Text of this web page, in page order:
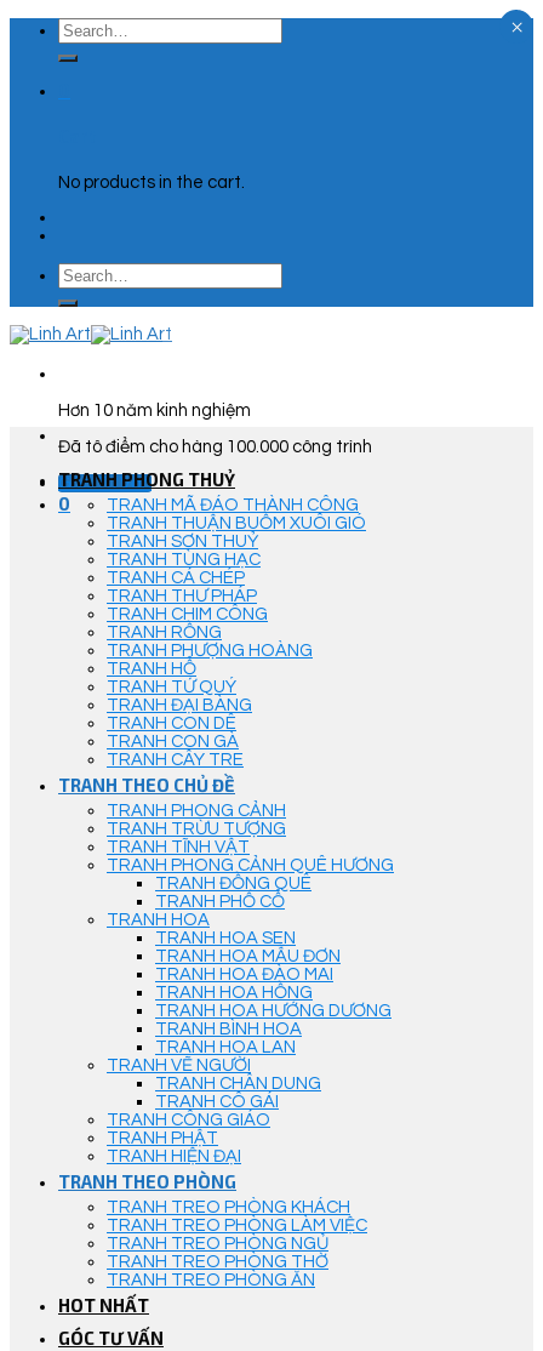
Skip
content
Search
for:
No products in the cart.
Search
for:
Hơn 10 năm kinh nghiệm
Đã tô điểm cho hàng 100.000 công trình
Góc Tư Vấn
0
TRANH PHONG THUỶ
TRANH MÃ ĐÁO THÀNH CÔNG
TRANH THUẬN BUỒM XUÔI GIÓ
TRANH SƠN THUỶ
TRANH TÙNG HẠC
TRANH CÁ CHÉP
TRANH THƯ PHÁP
TRANH CHIM CÔNG
TRANH RỒNG
TRANH PHƯỢNG HOÀNG
TRANH HỔ
TRANH TỨ QUÝ
TRANH ĐẠI BÀNG
TRANH CON DÊ
TRANH CON GÀ
TRANH CÂY TRE
TRANH THEO CHỦ ĐỀ
TRANH PHONG CẢNH
TRANH TRỪU TƯỢNG
TRANH TĨNH VẬT
TRANH PHONG CẢNH QUÊ HƯƠNG
TRANH ĐỒNG QUÊ
TRANH PHỐ CỔ
TRANH HOA
TRANH HOA SEN
TRANH HOA MẪU ĐƠN
TRANH HOA ĐÀO MAI
TRANH HOA HỒNG
TRANH HOA HƯỚNG DƯƠNG
TRANH BÌNH HOA
TRANH HOA LAN
TRANH VẼ NGƯỜI
TRANH CHÂN DUNG
TRANH CÔ GÁI
TRANH CÔNG GIÁO
TRANH PHẬT
TRANH HIỆN ĐẠI
TRANH THEO PHÒNG
TRANH TREO PHÒNG KHÁCH
TRANH TREO PHÒNG LÀM VIỆC
TRANH TREO PHÒNG NGỦ
TRANH TREO PHÒNG THỜ
TRANH TREO PHÒNG ĂN
HOT NHẤT
GÓC TƯ VẤN
×